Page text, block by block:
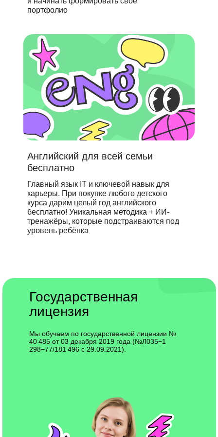
портфолио
Английский для всей семьи
бесплатно
Главный язык IT и ключевой навык для
карьеры. При покупке любого детского
курса дарим целый год английского
бесплатно! Уникальная методика + ИИ-
тренажёры, которые подстраиваются под
уровень ребёнка
Мы обучаем по государственной лицензии №
40 485 от 03 декабря 2019 года (№Л035−1
298−77/181 496 с 29.09.2021).
Государственная
лицензия